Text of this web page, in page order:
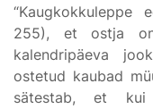
“Kaugkokkuleppe
255), et ostja
kalendripäeva
ostetud kaubad
sätestab, et kui